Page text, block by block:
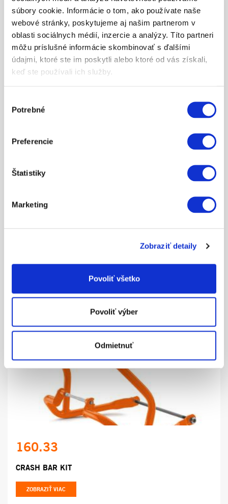
súbory cookie. Informácie o tom, ako používate naše
webové stránky, poskytujeme aj našim partnerom v
oblasti sociálnych médií, inzercie a analýzy. Títo partneri
môžu príslušné informácie skombinovať s ďalšími
údajmi, ktoré ste im poskytli alebo ktoré od vás získali,
keď ste používali ich služby.
súhlasu
Potrebné
Preferencie
Štatistiky
Marketing
Zobraziť detaily
Povoliť všetko
Povoliť výber
Odmietnuť
ZOBRAZIŤ VIAC
ZOBRAZIŤ VIAC
140.16
ZOBRAZIŤ VIAC
160.33
CRASH BAR KIT
ZOBRAZIŤ VIAC